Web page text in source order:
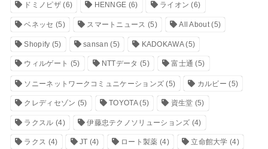
ドミノピザ(6) HENNGE (6) ライオン (6)
ベネッセ (5) スマートニュース (5) All About(5)
Shopify (5) sansan (5) KADOKAWA(5)
ウィルゲート (5) NTTデータ (5) 富士通 (5)
ソニーネットワークコミュニケーションズ (5) カルビー (5)
クレディセゾン (5) TOYOTA(5) 資生堂 (5)
ラクスル (4) 伊藤忠テクノソリューションズ (4)
ラクス (4) JT (4) ロート製薬 (4) 立命館大学 (4)